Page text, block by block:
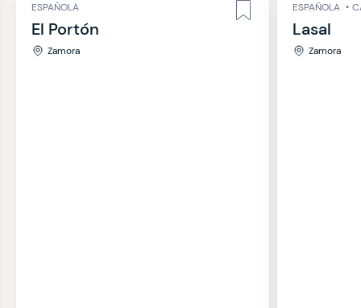
ESPAÑOLA
El Portón
Zamora
ESPAÑOLA •
Lasal
Zamora